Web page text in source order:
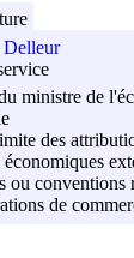
ministre de
des
ou conventions
de